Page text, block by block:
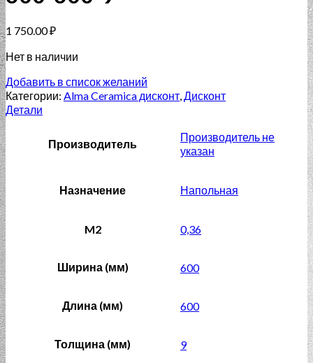
1 750.00₽
Нет в наличии
Добавить в список желаний
Категории: Alma Ceramica дисконт,Дисконт
Детали
Производитель
Производитель не
указан
Назначение Напольная
M2 0,36
Ширина (мм) 600
Длина (мм) 600
Толщина (мм) 9